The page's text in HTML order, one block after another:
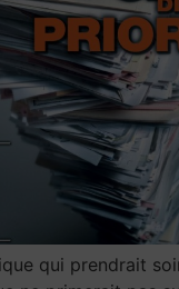
qui prendrait